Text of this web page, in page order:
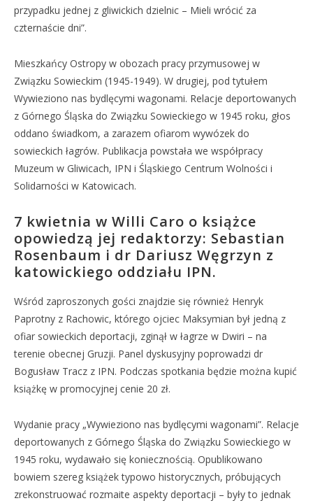
przypadku jednej z gliwickich dzielnic – Mieli wrócić za
czternaście dni”.
Mieszkańcy Ostropy w obozach pracy przymusowej w
Związku Sowieckim (1945-1949). W drugiej, pod tytułem
Wywieziono nas bydlęcymi wagonami. Relacje deportowanych
z Górnego Śląska do Związku Sowieckiego w 1945 roku, głos
oddano świadkom, a zarazem ofiarom wywózek do
sowieckich łagrów. Publikacja powstała we współpracy
Muzeum w Gliwicach, IPN i Śląskiego Centrum Wolności i
Solidarności w Katowicach.
7 kwietnia w Willi Caro o książce
opowiedzą jej redaktorzy: Sebastian
Rosenbaum i dr Dariusz Węgrzyn z
katowickiego oddziału IPN.
Wśród zaproszonych gości znajdzie się również Henryk
Paprotny z Rachowic, którego ojciec Maksymian był jedną z
ofiar sowieckich deportacji, zginął w łagrze w Dwiri – na
terenie obecnej Gruzji. Panel dyskusyjny poprowadzi dr
Bogusław Tracz z IPN. Podczas spotkania będzie można kupić
książkę w promocyjnej cenie 20 zł.
Wydanie pracy „Wywieziono nas bydlęcymi wagonami”. Relacje
deportowanych z Górnego Śląska do Związku Sowieckiego w
1945 roku, wydawało się koniecznością. Opublikowano
bowiem szereg książek typowo historycznych, próbujących
zrekonstruować rozmaite aspekty deportacji – były to jednak